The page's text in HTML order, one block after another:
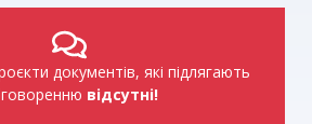
документів, які підлягають
відсутні!